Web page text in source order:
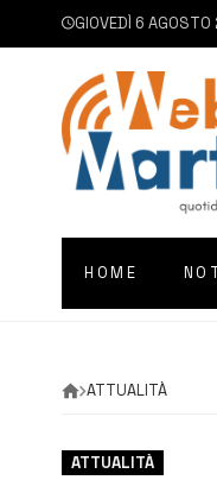
GIOVEDÌ 6 6
HOME
ATTUALITÀ
ATTUALITÀ